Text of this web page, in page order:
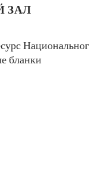
ЗАЛ
бланки